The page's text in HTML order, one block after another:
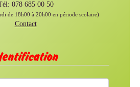
078 685 00 50
de 18h00 à 20h00 en période scolaire)
Contact